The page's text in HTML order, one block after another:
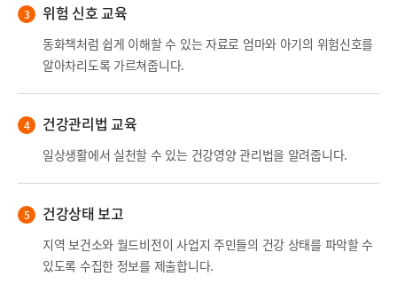
위험 신호 교육
동화책처럼 쉽게 이해할 수 있는 자료로 엄마와 아기의 위험신호를
알아차리도록 가르쳐줍니다.
건강관리법 교육
일상생활에서 실천할 수 있는 건강영양 관리법을 알려줍니다.
건강상태 보고
지역 보건소와 월드비전이 사업지 주민들의 건강 상태를 파악할 수
있도록 수집한 정보를 제출합니다.